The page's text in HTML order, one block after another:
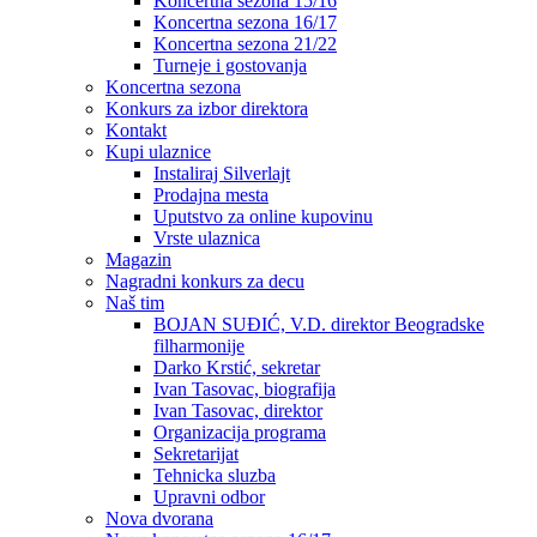
Koncertna sezona 16/17
Koncertna sezona 21/22
Turneje i gostovanja
Koncertna sezona
Konkurs za izbor direktora
Kontakt
Kupi ulaznice
Instaliraj Silverlajt
Prodajna mesta
Uputstvo za online kupovinu
Vrste ulaznica
Magazin
Nagradni konkurs za decu
Naš tim
BOJAN SUĐIĆ, V.D. direktor Beogradske
filharmonije
Darko Krstić, sekretar
Ivan Tasovac, biografija
Ivan Tasovac, direktor
Organizacija programa
Sekretarijat
Tehnicka sluzba
Upravni odbor
Nova dvorana